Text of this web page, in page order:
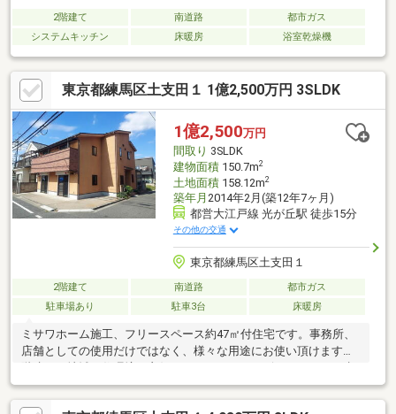
2階建て 南道路
都市ガス
システムキッチン
床暖房 浴室乾燥機
東京都練馬区土支田１ 1億2,500万円 3SLDK
1億2,500万円
間取り 3SLDK
建物面積150.7m2
土地面積158.12m2
築年月 2014年2月(築12年7ヶ月)
都営大江戸線 光が丘駅 徒歩15分
その他の交通
東京都練馬区土支田１
2階建て 南道路
都市ガス
駐車場あり
駐車3台 床暖房
ミサワホーム施工、フリースペース約47㎡付住宅です。事務所、
店舗としての使用だけではなく、様々な用途にお使い頂けます。2
いて2分でとても便利にお住まい頂けます。お気軽にお問い合わせ
ください。